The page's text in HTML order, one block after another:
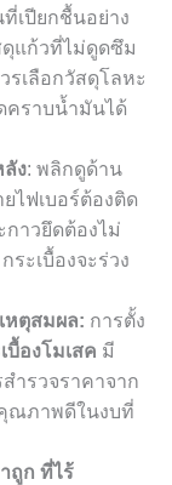
เปียกชื้นอย่าง
ดุแก้วที่ไม่ดูดซึม
รเลือกวัสดุโลหะ
คราบน้ำมันได้
ง: พลิกดูด้าน
ไฟเบอร์ต้องติด
กาวยึดต้องไม่
ระเบื้องจะร่วง
หตุสมผล: การตั้ง
บื้องโมเสค มี
ำรวจราคาจาก
ณภาพดีในงบที่
ถูก ที่ไร้